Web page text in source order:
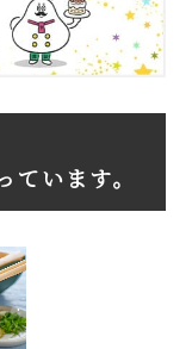
います。